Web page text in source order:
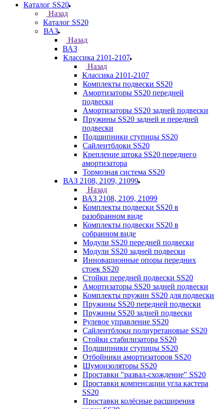
Каталог SS20
Назад
Каталог SS20
ВАЗ
Назад
ВАЗ
Классика 2101-2107
Назад
Классика 2101-2107
Комплекты подвески SS20
Амортизаторы SS20 передней
подвески
Амортизаторы SS20 задней подвески
Пружины SS20 задней и передней
подвески
Подшипники ступицы SS20
Сайлентблоки SS20
Крепление штока SS20 переднего
амортизатора
Тормозная система SS20
ВАЗ 2108, 2109, 21099
Назад
ВАЗ 2108, 2109, 21099
Комплекты подвески SS20 в
разобранном виде
Комплекты подвески SS20 в
собранном виде
Модули SS20 передней подвески
Модули SS20 задней подвески
Инновационные опоры передних
стоек SS20
Стойки передней подвески SS20
Амортизаторы SS20 задней подвески
Комплекты пружин SS20 для подвески
Пружины SS20 передней подвески
Пружины SS20 задней подвески
Рулевое управление SS20
Сайлентблоки полиуретановые SS20
Стойки стабилизатора SS20
Подшипники ступицы SS20
Отбойники амортизаторов SS20
Шумоизоляторы SS20
Проставки "развал-схождение" SS20
Проставки компенсации угла кастера
SS20
Проставки колёсные расширения